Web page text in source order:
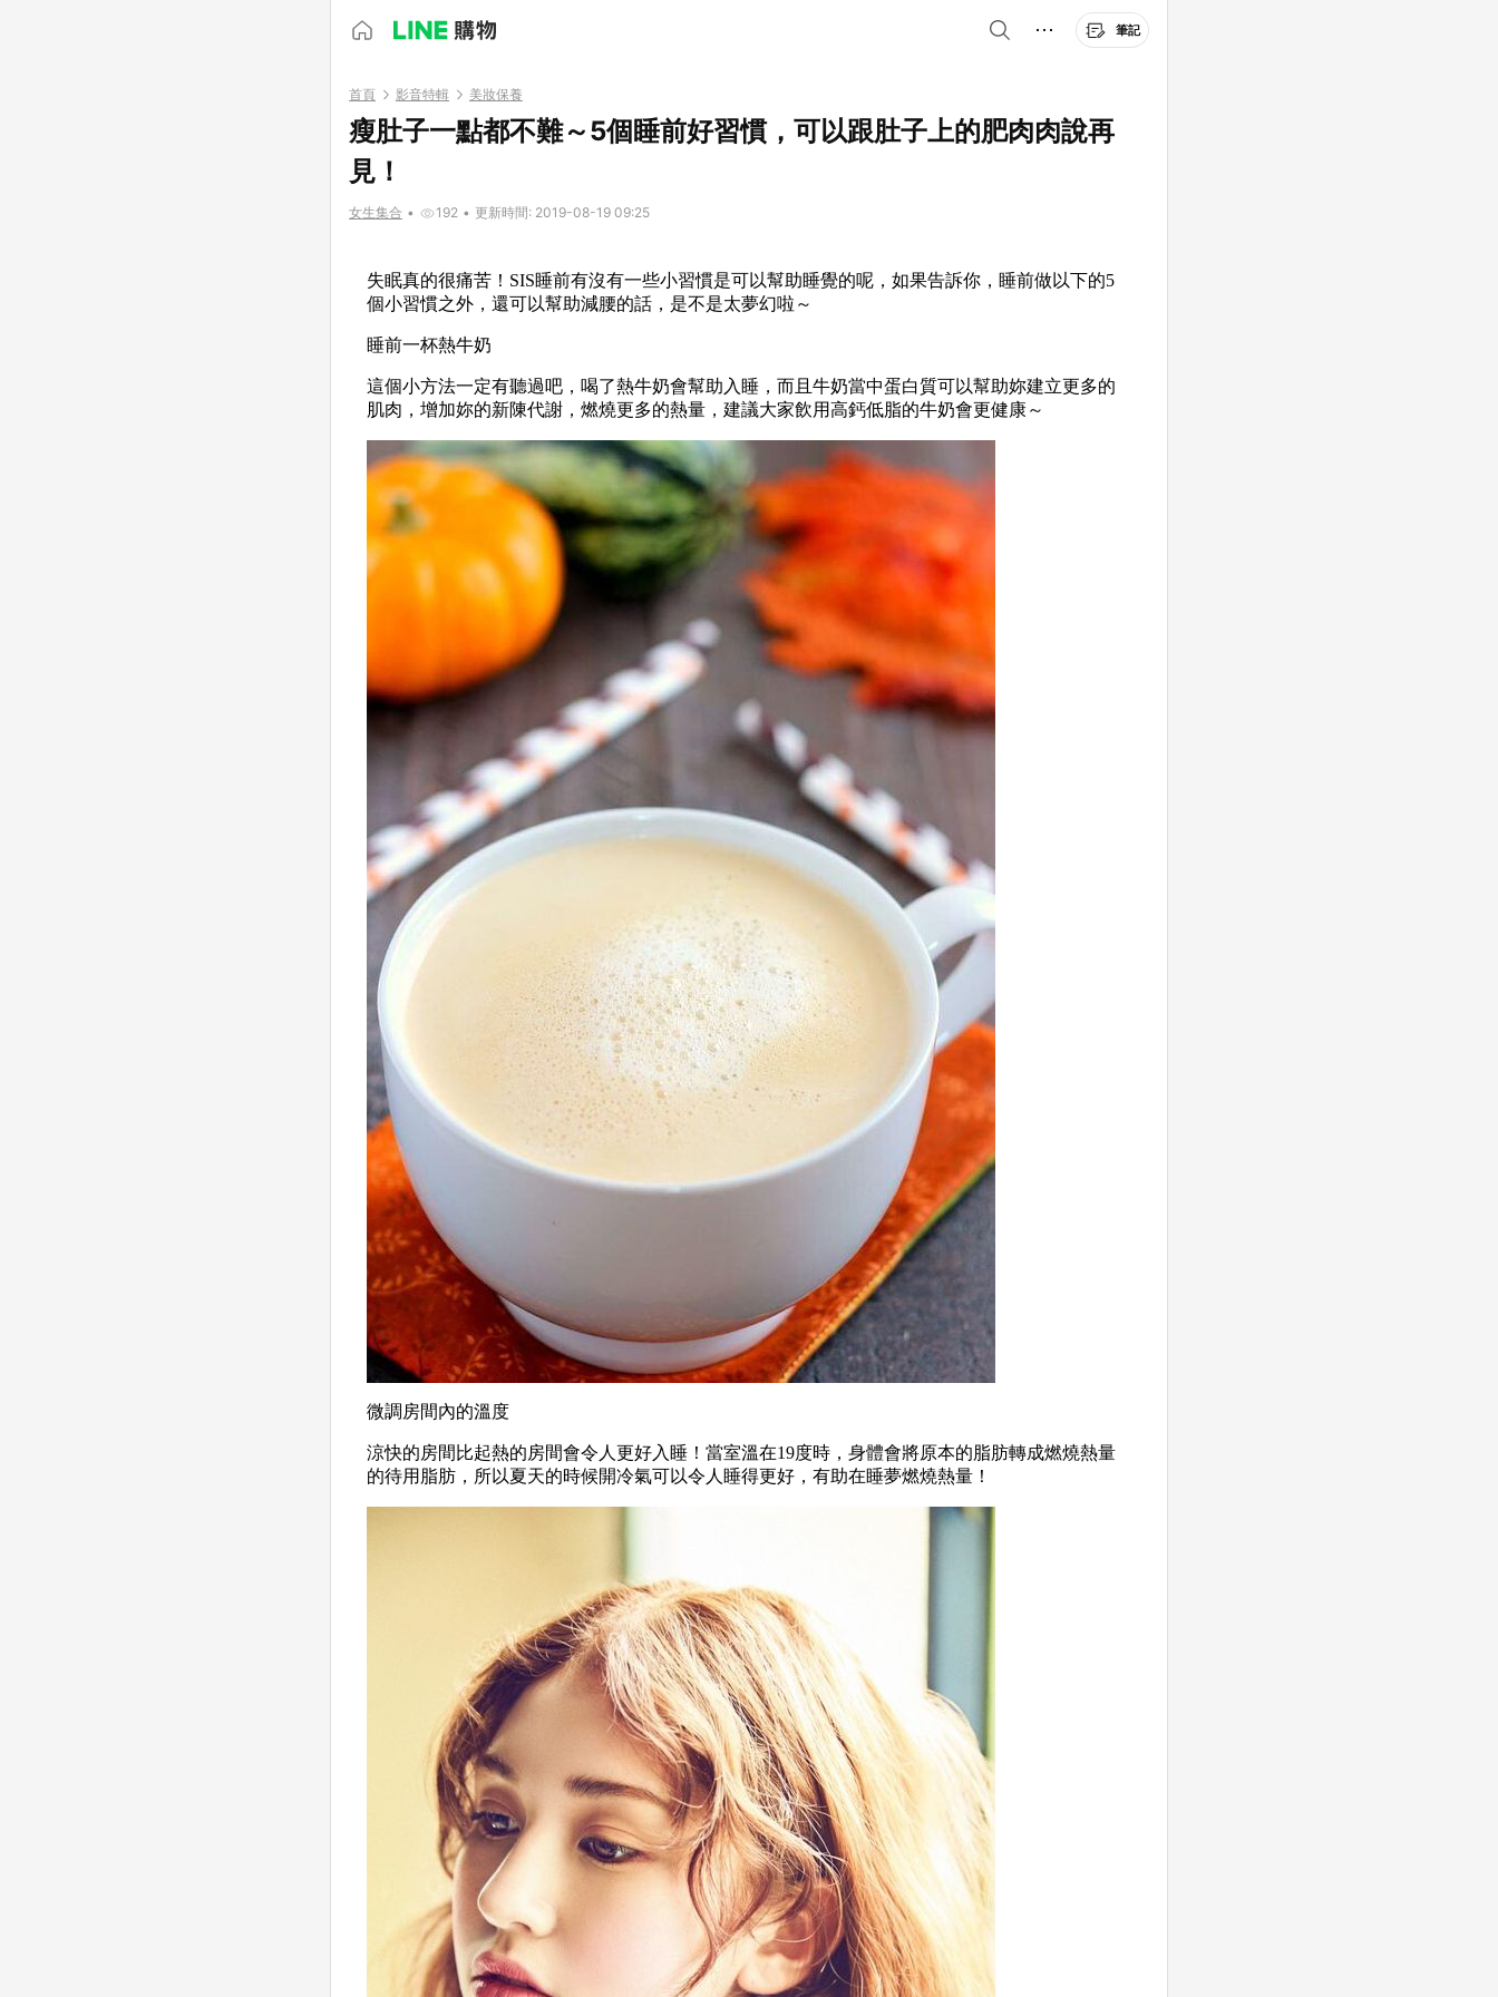
筆記
首頁 影音特輯 美妝保養
瘦肚子一點都不難～5個睡前好習慣，可以跟肚子上的肥肉肉說再
見！
女生集合 • 192 • 更新時間: 2019-08-19 09:25
失眠真的很痛苦！SIS睡前有沒有一些小習慣是可以幫助睡覺的呢，如果告訴你，睡前做以下的5
個小習慣之外，還可以幫助減腰的話，是不是太夢幻啦～
睡前一杯熱牛奶
這個小方法一定有聽過吧，喝了熱牛奶會幫助入睡，而且牛奶當中蛋白質可以幫助妳建立更多的
肌肉，增加妳的新陳代謝，燃燒更多的熱量，建議大家飲用高鈣低脂的牛奶會更健康～
微調房間內的溫度
涼快的房間比起熱的房間會令人更好入睡！ 當室溫在19度時，身體會將原本的脂肪轉成燃燒熱量
的待用脂肪，所以夏天的時候開冷氣可以令人睡得更好，有助在睡夢燃燒熱量！